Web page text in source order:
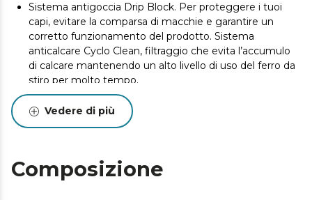
Sistema antigoccia Drip Block. Per proteggere i tuoi
capi, evitare la comparsa di macchie e garantire un
corretto funzionamento del prodotto. Sistema
anticalcare Cyclo Clean, filtraggio che evita l’accumulo
di calcare mantenendo un alto livello di uso del ferro da
stiro per molto tempo.
Sistema di sicurezza Smart Auto OFF contro il
surriscaldamento che spegne automaticamente il ferro
se non si sta utilizzando.
fino alle pieghe più inaccessibili per una stiratura agile e
comoda.
Vedere di più
Composizione